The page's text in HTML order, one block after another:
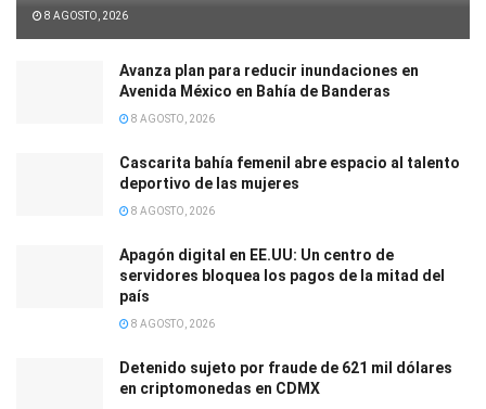
8 AGOSTO, 2026
Avanza plan para reducir inundaciones en
Avenida México en Bahía de Banderas
8 AGOSTO, 2026
Cascarita bahía femenil abre espacio al talento
deportivo de las mujeres
8 AGOSTO, 2026
Apagón digital en EE.UU: Un centro de
servidores bloquea los pagos de la mitad del
país
8 AGOSTO, 2026
Detenido sujeto por fraude de 621 mil dólares
en criptomonedas en CDMX